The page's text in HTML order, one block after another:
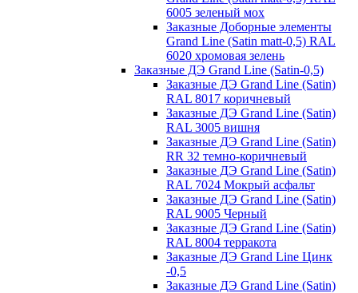
6005 зеленый мох
Заказные Доборные элементы
Grand Line (Satin matt-0,5) RAL
6020 хромовая зелень
Заказные ДЭ Grand Line (Satin-0,5)
Заказные ДЭ Grand Line (Satin)
RAL 8017 коричневый
Заказные ДЭ Grand Line (Satin)
RAL 3005 вишня
Заказные ДЭ Grand Line (Satin)
RR 32 темно-коричневый
Заказные ДЭ Grand Line (Satin)
RAL 7024 Мокрый асфальт
Заказные ДЭ Grand Line (Satin)
RAL 9005 Черный
Заказные ДЭ Grand Line (Satin)
RAL 8004 терракота
Заказные ДЭ Grand Line Цинк
-0,5
Заказные ДЭ Grand Line (Satin)